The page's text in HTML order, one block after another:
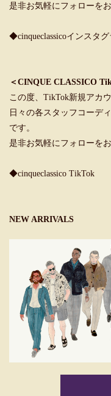
是非お気軽にフォローを
◆cinqueclassicoインスタグ
＜CINQUE CLASSICO
この度、TikTok新規アカ
日々の各スタッフコーデ
です。
是非お気軽にフォローを
◆cinqueclassico TikTok
NEW ARRIVALS